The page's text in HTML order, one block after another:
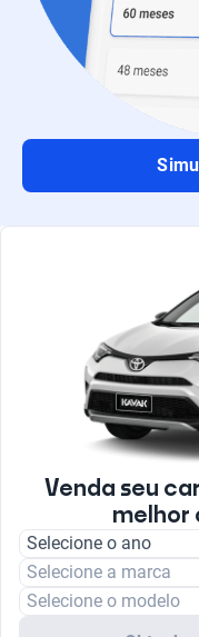
Venda seu
melhor
Selecione o ano
Selecione a marca
Selecione o modelo